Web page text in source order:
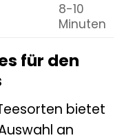
8-10
Minuten
für den
bietet
an